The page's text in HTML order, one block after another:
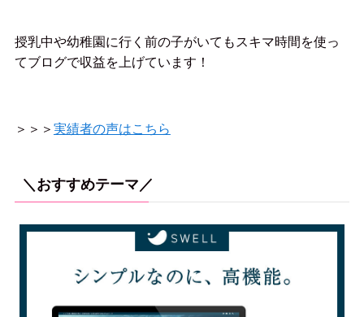
授乳中や幼稚園に行く前の子がいてもスキマ時間を使っ
てブログで収益を上げています！
＞＞＞ 実績者の声はこちら
＼おすすめテーマ／